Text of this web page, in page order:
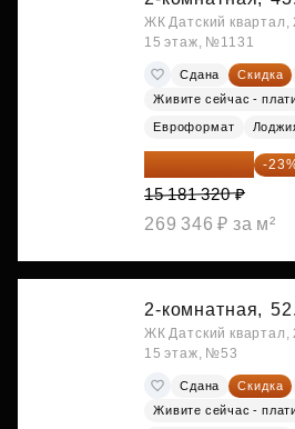
ЖК Датский квартал,
15 этаж, №1131
Сдана Скидка
Живите сейчас -
Евроформат
11 689 616 ₽ -
15 181 320 ₽
269 346 ₽ за м²
2-комнатная,
ЖК Датский квартал,
15 этаж, №53
Сдана Скидка
Живите сейчас -